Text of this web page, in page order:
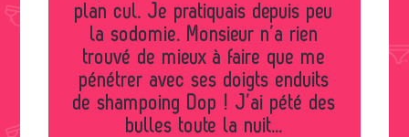
plan cul. Je pratiquais depuis peu
la sodomie. Monsieur n’a rien
trouvé de mieux à faire que me
pénétrer avec ses doigts enduits
de shampoing Dop ! J’ai pété des
bulles toute la nuit...